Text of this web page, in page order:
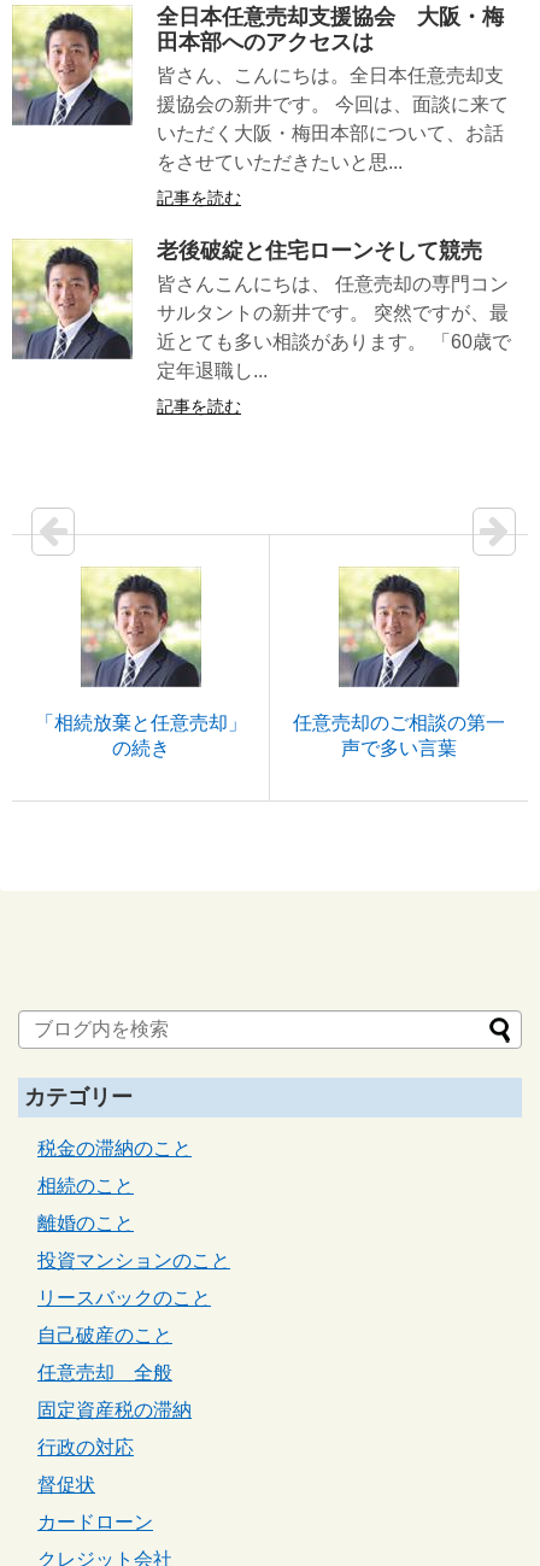
全日本任意売却支援協会 大阪・梅
田本部へのアクセスは
皆さん、こんにちは。全日本任意売却支
援協会の新井です。 今回は、面談に来て
いただく大阪・梅田本部について、お話
をさせていただきたいと思...
記事を読む
老後破綻と住宅ローンそして競売
皆さんこんにちは、 任意売却の専門コン
サルタントの新井です。 突然ですが、最
近とても多い相談があります。 「60歳で
定年退職し...
記事を読む
「相続放棄と任意売却」
の続き
任意売却のご相談の第一
声で多い言葉
カテゴリー
税金の滞納のこと
相続のこと
離婚のこと
投資マンションのこと
リースバックのこと
自己破産のこと
任意売却 全般
固定資産税の滞納
行政の対応
督促状
カードローン
クレジット会社